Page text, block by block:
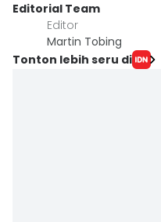
Editorial Team
Editor
Martin Tobing
Tonton lebih seru di